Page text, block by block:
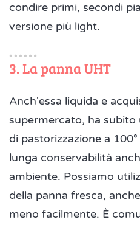
condire primi, secondi
versione più light.
3. La panna UHT
Anch'essa liquida e
supermercato, ha
di pastorizzazione a
lunga conservabilità
ambiente. Possiamo
della panna fresca,
meno facilmente. È